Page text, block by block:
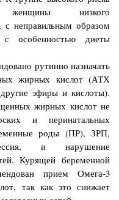
женщины низкого
с неправильным образом
с особенностью диеты
рутинно назначать
жирных кислот (АТХ
эфиры и кислоты).
жирных кислот не
и перинатальных
роды (ПР), ЗРП,
и нарушение
Курящей беременной
прием Омега-3
так как это снижает